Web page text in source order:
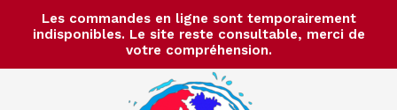
Les commandes en ligne sont temporairement
indisponibles. Le site reste consultable, merci de
votre compréhension.